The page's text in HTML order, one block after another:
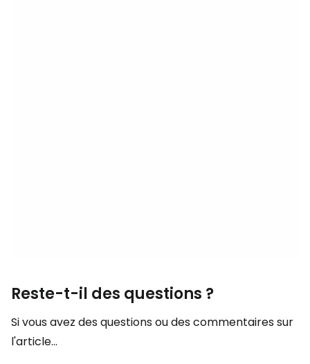
Reste-t-il des questions ?
Si vous avez des questions ou des commentaires sur
l'article...